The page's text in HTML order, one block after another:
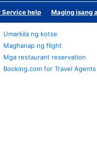
Service help Maging isang
Umarkila ng kotse
Maghanap ng flight
Mga restaurant reservation
Booking.com for Travel Agents